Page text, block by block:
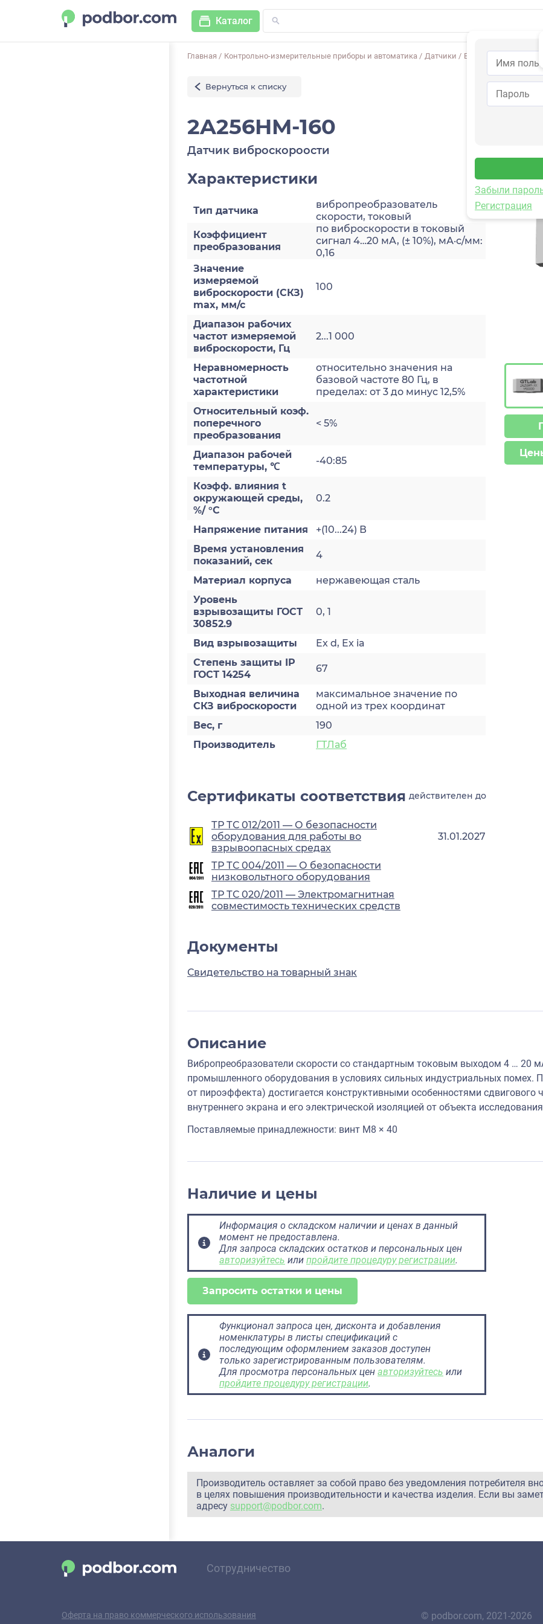
Каталог
Забыли
Регистрация
Главная / Контрольно-измерительные приборы и автоматика / Датчики / Виброскорости
Вернуться к списку
2A256HM-160
Датчик виброскороости
Характеристики
Тип датчика
вибропреобразователь
скорости, токовый
Коэффициент
преобразования
по виброскорости в токовый
сигнал 4…20 мА, (± 10%), мА·с/мм:
0,16
Значение
измеряемой
виброскорости (СКЗ)
max, мм/с
100
Диапазон рабочих
частот измеряемой
виброскорости, Гц
2...1 000
Неравномерность
частотной
характеристики
относительно значения на
базовой частоте 80 Гц, в
пределах: от 3 до минус 12,5%
Относительный коэф.
поперечного
преобразования
< 5%
Диапазон рабочей
температуры, ℃
-40:85
Коэфф. влияния t
окружающей среды,
%/ °С
0.2
Напряжение питания
+(10...24) В
Время установления
показаний, сек
4
Материал корпуса
нержавеющая сталь
Уровень
взрывозащиты ГОСТ
30852.9
0, 1
Вид взрывозащиты
Ex d, Ex ia
Степень защиты IP
ГОСТ 14254
67
Выходная величина
СКЗ виброскорости
максимальное значение по
одной из трех координат
Вес, г
190
Производитель
ГТЛаб
Сертификаты соответствия действителен до
ТР ТС 012/2011 — О безопасности
оборудования для работы во
взрывоопасных средах
31.01.2027
ТР ТС 004/2011 — О безопасности
низковольтного оборудования
ТР ТС 020/2011 — Электромагнитная
совместимость технических средств
Документы
Свидетельство на товарный знак
Описание
Вибропреобразователи скорости со стандартным токовым выходом 4 … 20
промышленного оборудования в условиях сильных индустриальных
от пироэффекта) достигается конструктивными особенностями сдвигового
внутреннего экрана и его электрической изоляцией от объекта
Поставляемые принадлежности: винт M8 × 40
Наличие и цены
Информация о складском наличии и ценах в данный
момент не предоставлена.
Для запроса складских остатков и персональных цен
авторизуйтесь или пройдите процедуру регистрации.
Запросить остатки и цены
Функционал запроса цен, дисконта и добавления
номенклатуры в листы спецификаций с
последующим оформлением заказов доступен
только зарегистрированным пользователям.
Для просмотра персональных цен авторизуйтесь или
пройдите процедуру регистрации.
Аналоги
Производитель оставляет за собой право без уведомления потребителя
в целях повышения производительности и качества изделия. Если вы
адресу support@podbor.com.
Сотрудничество
Оферта на право коммерческого использования
© podbor.com, 2021-2026